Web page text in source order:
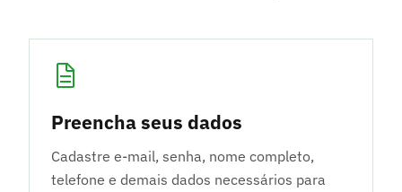
Preencha seus dados
Cadastre e-mail, senha, nome completo,
telefone e demais dados necessários para